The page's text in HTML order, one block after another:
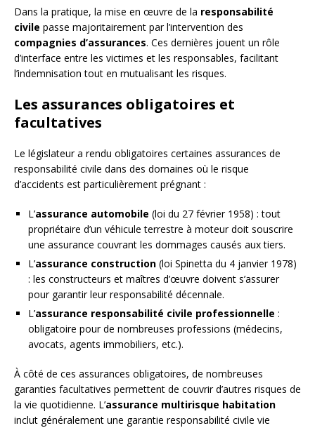
Dans la pratique, la mise en œuvre de la responsabilité
civile passe majoritairement par l’intervention des
compagnies d’assurances. Ces dernières jouent un rôle
d’interface entre les victimes et les responsables, facilitant
l’indemnisation tout en mutualisant les risques.
Les assurances obligatoires et
facultatives
Le législateur a rendu obligatoires certaines assurances de
responsabilité civile dans des domaines où le risque
d’accidents est particulièrement prégnant :
L’assurance automobile (loi du 27 février 1958) : tout
propriétaire d’un véhicule terrestre à moteur doit souscrire
une assurance couvrant les dommages causés aux tiers.
L’assurance construction (loi Spinetta du 4 janvier 1978)
: les constructeurs et maîtres d’œuvre doivent s’assurer
pour garantir leur responsabilité décennale.
L’assurance responsabilité civile professionnelle :
obligatoire pour de nombreuses professions (médecins,
avocats, agents immobiliers, etc.).
À côté de ces assurances obligatoires, de nombreuses
garanties facultatives permettent de couvrir d’autres risques de
la vie quotidienne. L’assurance multirisque habitation
inclut généralement une garantie responsabilité civile vie